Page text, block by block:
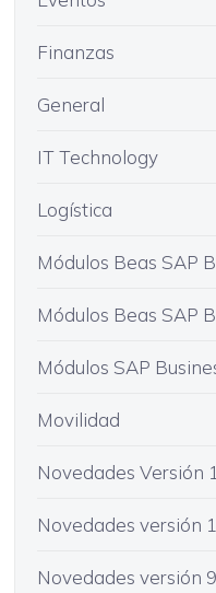
Finanzas
General
IT Technology
Logística
Módulos Beas SAP
Módulos Beas SAP
Módulos SAP
Movilidad
Novedades Versión
Novedades versión
Novedades versión